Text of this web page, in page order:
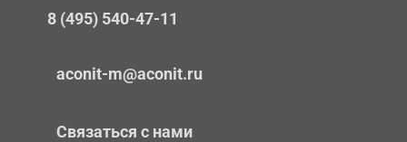
8 (495) 540-47-11
aconit-m@aconit.ru
Связаться с нами